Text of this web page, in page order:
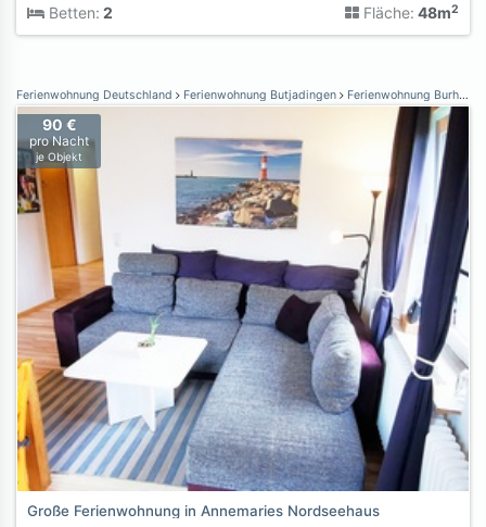
Betten: 2 Fläche: 48m2
Ferienwohnung Deutschland Ferienwohnung Butjadingen Ferienwohnung Burhave
90 €
pro Nacht
je Objekt
Große Ferienwohnung in Annemaries Nordseehaus